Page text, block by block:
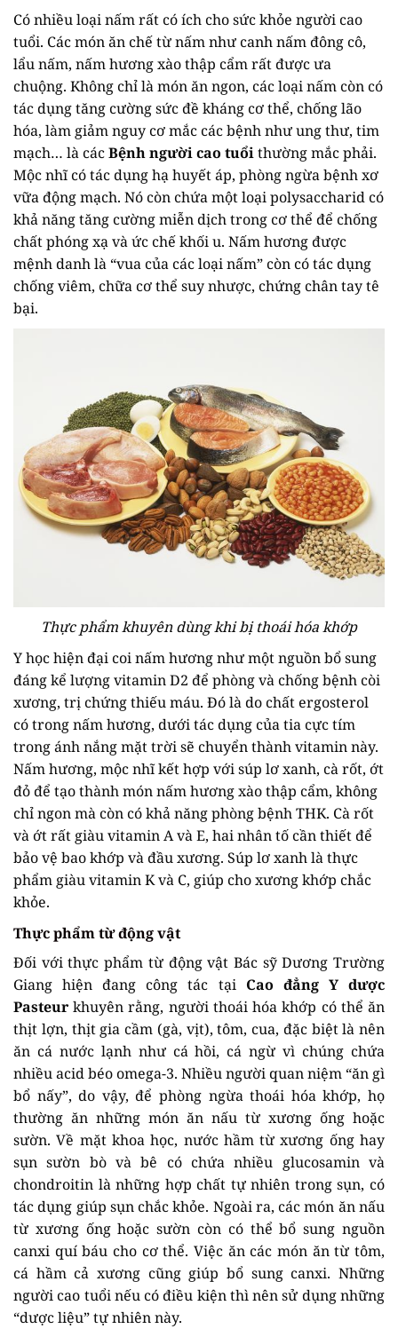
Có nhiều loại nấm rất có ích cho sức khỏe người cao
tuổi. Các món ăn chế từ nấm như canh nấm đông cô,
lẩu nấm, nấm hương xào thập cẩm rất được ưa
chuộng. Không chỉ là món ăn ngon, các loại nấm còn có
tác dụng tăng cường sức đề kháng cơ thể, chống lão
hóa, làm giảm nguy cơ mắc các bệnh như ung thư, tim
mạch… là cácBệnh người cao tuổithường mắc phải.
Mộc nhĩ có tác dụng hạ huyết áp, phòng ngừa bệnh xơ
vữa động mạch. Nó còn chứa một loại polysaccharid có
khả năng tăng cường miễn dịch trong cơ thể để chống
chất phóng xạ và ức chế khối u. Nấm hương được
mệnh danh là “vua của các loại nấm” còn có tác dụng
chống viêm, chữa cơ thể suy nhược, chứng chân tay tê
bại.
Thực phẩm khuyên dùng khi bị thoái hóa khớp
Y học hiện đại coi nấm hương như một nguồn bổ sung
đáng kể lượng vitamin D2 để phòng và chống bệnh còi
xương, trị chứng thiếu máu. Đó là do chất ergosterol
có trong nấm hương, dưới tác dụng của tia cực tím
trong ánh nắng mặt trời sẽ chuyển thành vitamin này.
Nấm hương, mộc nhĩ kết hợp với súp lơ xanh, cà rốt, ớt
đỏ để tạo thành món nấm hương xào thập cẩm, không
chỉ ngon mà còn có khả năng phòng bệnh THK. Cà rốt
và ớt rất giàu vitamin A và E, hai nhân tố cần thiết để
bảo vệ bao khớp và đầu xương. Súp lơ xanh là thực
phẩm giàu vitamin K và C, giúp cho xương khớp chắc
khỏe.
Thực phẩm từ động vật
Đối với thực phẩm từ động vật Bác sỹ Dương Trường
Giang hiện đang công tác tại Cao đẳng Y dược
Pasteur khuyên rằng, người thoái hóa khớp có thể ăn
thịt lợn, thịt gia cầm (gà, vịt), tôm, cua, đặc biệt là nên
ăn cá nước lạnh như cá hồi, cá ngừ vì chúng chứa
nhiều acid béo omega-3. Nhiều người quan niệm “ăn gì
bổ nấy”, do vậy, để phòng ngừa thoái hóa khớp, họ
thường ăn những món ăn nấu từ xương ống hoặc
sườn. Về mặt khoa học, nước hầm từ xương ống hay
sụn sườn bò và bê có chứa nhiều glucosamin và
chondroitin là những hợp chất tự nhiên trong sụn, có
tác dụng giúp sụn chắc khỏe. Ngoài ra, các món ăn nấu
từ xương ống hoặc sườn còn có thể bổ sung nguồn
canxi quí báu cho cơ thể. Việc ăn các món ăn từ tôm,
cá hầm cả xương cũng giúp bổ sung canxi. Những
người cao tuổi nếu có điều kiện thì nên sử dụng những
“dược liệu” tự nhiên này.